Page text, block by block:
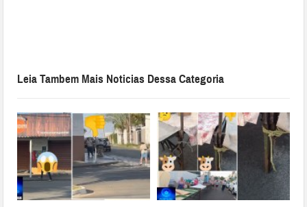
Leia Tambem Mais Noticias Dessa Categoria